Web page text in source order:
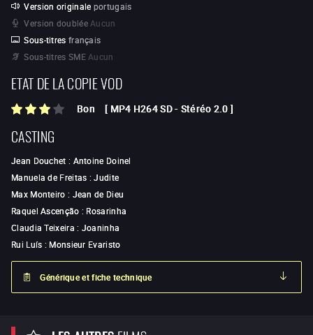
Version originale portugais
Version doublée Aucun
Sous-titres français
Sous-titres SME Aucun
ETAT DE LA COPIE VOD
Bon [ MP4 H264 SD- Stéréo 2.0 ]
CASTING
Jean Douchet : Antoine Doinel
Manuela de Freitas :Judite
Max Monteiro : Jean de Dieu
Raquel Ascenção : Rosarinha
Claudia Teixeira : Joaninha
Rui Luís : Monsieur Evaristo
Générique et fiche technique